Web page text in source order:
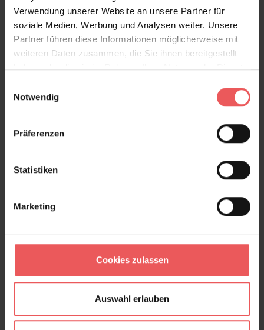
Verwendung unserer Website an unsere Partner für
soziale Medien, Werbung und Analysen weiter. Unsere
Partner führen diese Informationen möglicherweise mit
weiteren Daten zusammen, die Sie ihnen bereitgestellt
haben oder die sie im Rahmen Ihrer Nutzung der Dienste
Notwendig
Präferenzen
Statistiken
Marketing
Cookies zulassen
Auswahl erlauben